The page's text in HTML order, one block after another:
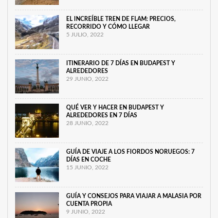
EL INCREÍBLE TREN DE FLAM: PRECIOS,
RECORRIDO Y CÓMO LLEGAR
5 JULIO, 2022
ITINERARIO DE 7 DÍAS EN BUDAPEST Y
ALREDEDORES
29 JUNIO, 2022
QUÉ VER Y HACER EN BUDAPEST Y
ALREDEDORES EN 7 DÍAS
28 JUNIO, 2022
GUÍA DE VIAJE A LOS FIORDOS NORUEGOS: 7
DÍAS EN COCHE
15 JUNIO, 2022
GUÍA Y CONSEJOS PARA VIAJAR A MALASIA POR
CUENTA PROPIA
9 JUNIO, 2022